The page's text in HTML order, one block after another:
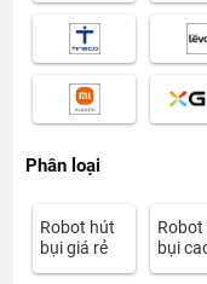
Phân loại
Robot hút
bụi giá rẻ
Robot
bụi